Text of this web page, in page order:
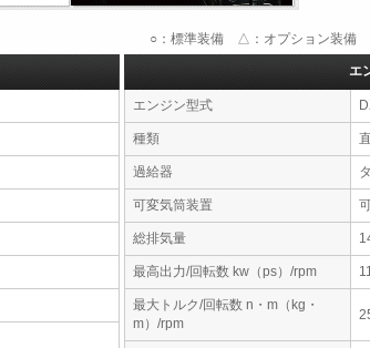
○：標準装備 △：オプション装備 -
エ
エンジン型式
種類
過給器
可変気筒装置
総排気量
最高出力/回転数 kw（ps）/rpm
最大トルク/回転数 n・m（kg・
m）/rpm